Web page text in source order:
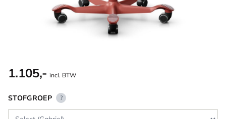
1.105,- incl. BTW
STOFGROEP ?